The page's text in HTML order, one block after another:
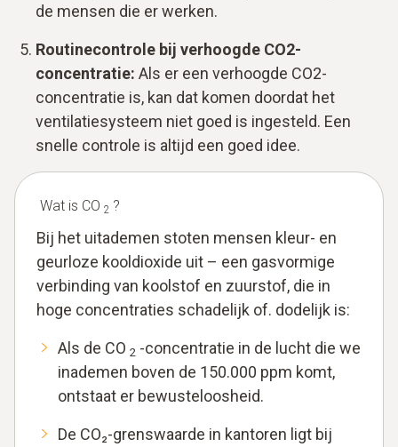
de mensen die er werken.
Routinecontrole bij verhoogde CO2-
concentratie: Als er een verhoogde CO2-
concentratie is, kan dat komen doordat het
ventilatiesysteem niet goed is ingesteld. Een
snelle controle is altijd een goed idee.
Wat is CO 2 ?
Bij het uitademen stoten mensen kleur- en
geurloze kooldioxide uit – een gasvormige
verbinding van koolstof en zuurstof, die in
hoge concentraties schadelijk of. dodelijk is:
Als de CO 2 -concentratie in de lucht die we
inademen boven de 150.000 ppm komt,
ontstaat er bewusteloosheid.
De CO₂-grenswaarde in kantoren ligt bij